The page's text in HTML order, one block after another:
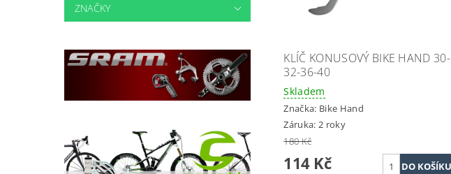
ZNAČKY
KLÍČ KONUSOVÝ BIKE HAND 30-
32-36-40
Skladem
Značka: Bike Hand
Záruka: 2 roky
180 Kč
114 Kč